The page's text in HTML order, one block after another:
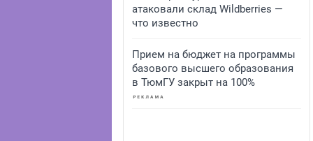
атаковали склад Wildberries —
что известно
Прием на бюджет на программы
базового высшего образования
в ТюмГУ закрыт на 100%